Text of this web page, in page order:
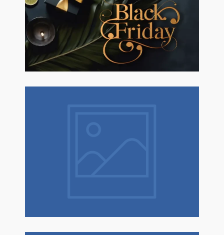
🖤BLACK FRIDAY dal 13 a l 25
Novembre sconti fino al 50% Su
Erboristeria ed Estetica.